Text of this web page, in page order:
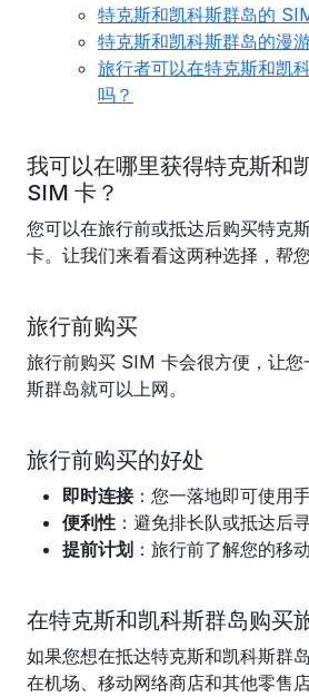
特克斯和凯科斯群岛的
特克斯和凯科斯群岛的漫
旅行者可以在特克斯和凯
吗？
我可以在哪里获得特克斯和
SIM 卡？
您可以在旅行前或抵达后购买特克
卡。让我们来看看这两种选择，帮
旅行前购买
旅行前购买 SIM 卡会很方便，让
斯群岛就可以上网。
旅行前购买的好处
即时连接：您一落地即可使用手
便利性 ：避免排长队或抵达后
提前计划 ：旅行前了解您的移
在特克斯和凯科斯群岛购买
如果您想在抵达特克斯和凯科斯群
在机场、移动网络商店和其他零售